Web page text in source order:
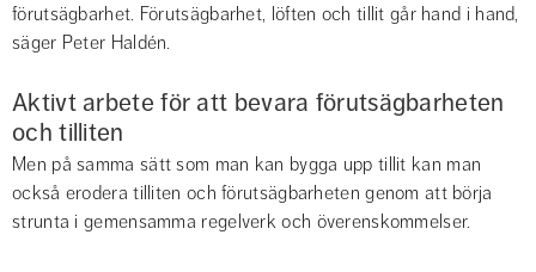
förutsägbarhet. Förutsägbarhet, löften och tillit går hand i hand,
säger Peter Haldén.
Aktivt arbete för att bevara förutsägbarheten
och tilliten
Men på samma sätt som man kan bygga upp tillit kan man
också erodera tilliten och förutsägbarheten genom att börja
strunta i gemensamma regelverk och överenskommelser.